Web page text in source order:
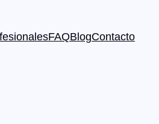
FAQBlogContacto